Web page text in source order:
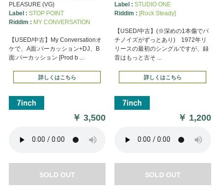
PLEASURE (VG)
Label : STOP POINT
Riddim : MY CONVERSATION
【USED/中古】My Conversationオ
ケで、A面:パーカッション+DJ、B
面:パーカッション [Prod b ...
詳しくはこちら
￥3,500
SOLD OUT
Label : STUDIO ONE
Riddim : [Rock Steady]
【USED/中古】(※深めの1本傷でパ
チノイズがずっとあり) 1972年リ
リースの最初のシングルですが、録
音はもっと古そ ...
詳しくはこちら
￥ 1,200
SOLD OUT